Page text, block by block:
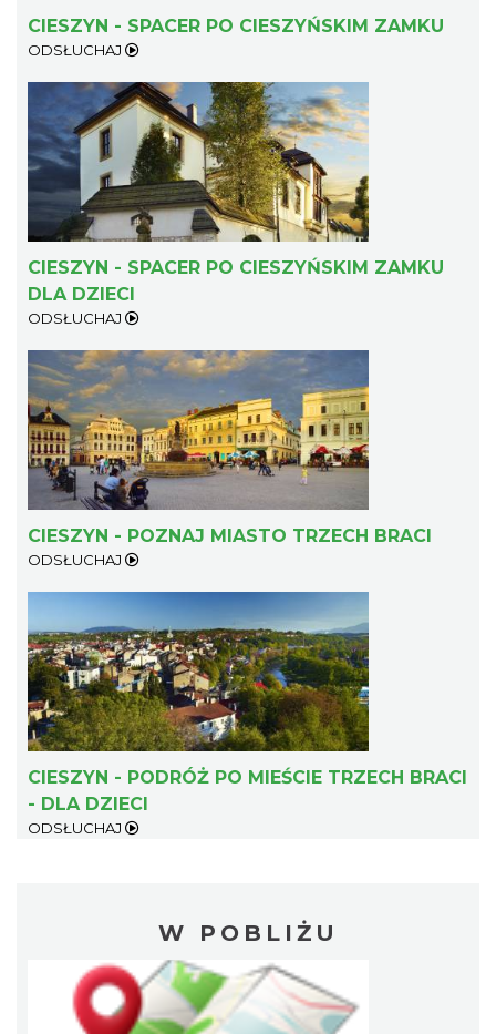
CIESZYN - SPACER PO CIESZYŃSKIM ZAMKU
ODSŁUCHAJ
CIESZYN - SPACER PO CIESZYŃSKIM ZAMKU
DLA DZIECI
ODSŁUCHAJ
CIESZYN - POZNAJ MIASTO TRZECH BRACI
ODSŁUCHAJ
CIESZYN - PODRÓŻ PO MIEŚCIE TRZECH BRACI
- DLA DZIECI
ODSŁUCHAJ
W POBLIŻU